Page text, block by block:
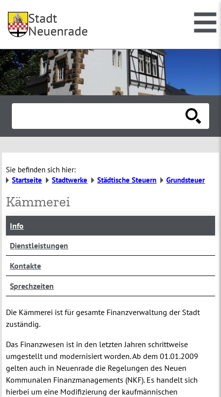
Stadt
Neuenrade
Sie befinden sich hier:
Startseite
Stadtwerke Städtische Steuern Grundsteuer
Kämmerei
Info
Dienstleistungen
Kontakte
Sprechzeiten
Die Kämmerei ist für gesamte Finanzverwaltung der Stadt
zuständig.
Das Finanzwesen ist in den letzten Jahren schrittweise
umgestellt und modernisiert worden. Ab dem 01.01.2009
gelten auch in Neuenrade die Regelungen des Neuen
Kommunalen Finanzmanagements (NKF). Es handelt sich
hierbei um eine Modifizierung der kaufmännischen